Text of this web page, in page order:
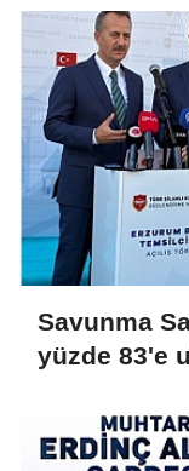
Savunma
yüzde 83'e